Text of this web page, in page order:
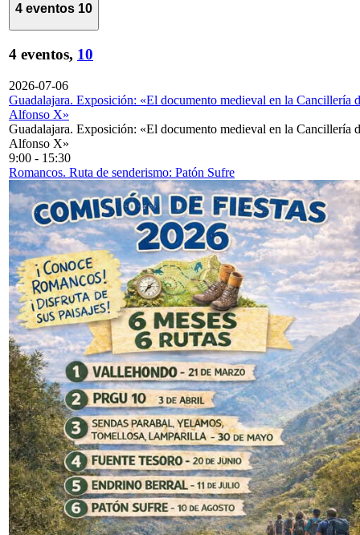
4 eventos 10
4 eventos, 10
2026-07-06
Guadalajara. Exposición: «El documento medieval en la Cancillería
Alfonso X»
Guadalajara. Exposición: «El documento medieval en la Cancillería
Alfonso X»
9:00 - 15:30
Romancos. Ruta de senderismo: Patón Sufre